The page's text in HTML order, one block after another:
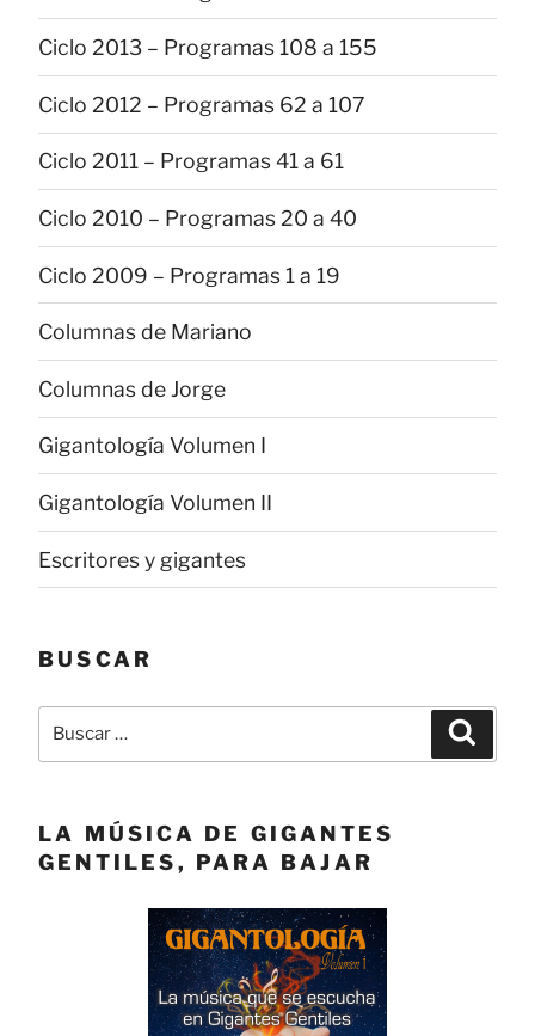
Ciclo 2013 – Programas 108 a 155
Ciclo 2012 – Programas 62 a 107
Ciclo 2011 – Programas 41 a 61
Ciclo 2010 – Programas 20 a 40
Ciclo 2009 – Programas 1 a 19
Columnas de Mariano
Columnas de Jorge
Gigantología Volumen I
Gigantología Volumen II
Escritores y gigantes
BUSCAR
Buscar
LA MÚSICA DE GIGANTES
GENTILES, PARA BAJAR